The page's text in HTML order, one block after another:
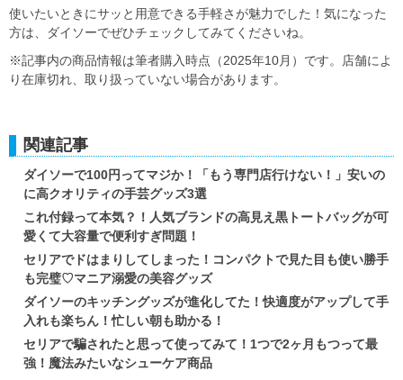
使いたいときにサッと用意できる手軽さが魅力でした！気になった
方は、ダイソーでぜひチェックしてみてくださいね。
※記事内の商品情報は筆者購入時点（2025年10月）です。店舗によ
り在庫切れ、取り扱っていない場合があります。
関連記事
ダイソーで100円ってマジか！「もう専門店行けない！」安いの
に高クオリティの手芸グッズ3選
これ付録って本気？！人気ブランドの高見え黒トートバッグが可
愛くて大容量で便利すぎ問題！
セリアでドはまりしてしまった！コンパクトで見た目も使い勝手
も完璧♡マニア溺愛の美容グッズ
ダイソーのキッチングッズが進化してた！快適度がアップして手
入れも楽ちん！忙しい朝も助かる！
セリアで騙されたと思って使ってみて！1つで2ヶ月もつって最
強！魔法みたいなシューケア商品